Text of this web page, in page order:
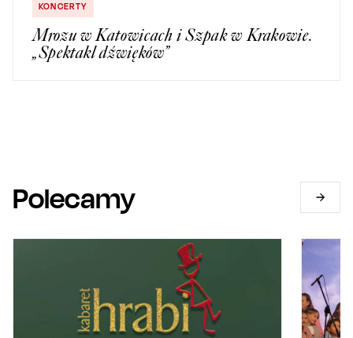
KONCERTY
Mrozu w Katowicach i Szpak w Krakowie.
„Spektakl dźwięków”
Polecamy